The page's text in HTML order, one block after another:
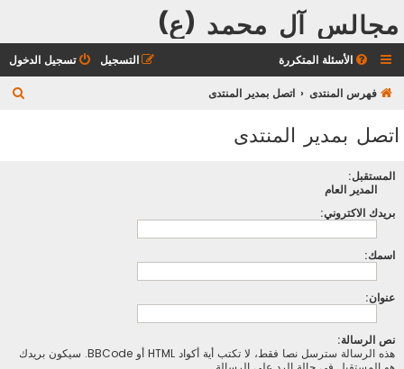
مجالس آل محمد (ع)
الأسئلة المتكررة تسجيل الدخول التسجيل
فهرس المنتدى اتصل بمدير المنتدى
اتصل بمدير المنتدى
المستقبل:
المدير العام
بريدك الاكتروني:
اسمك:
عنوان:
نص الرسالة:
هذه الرسالة سترسل نصا فقط، لا تكتب أية أكواد HTML أو BBCode. سيكون بريدك